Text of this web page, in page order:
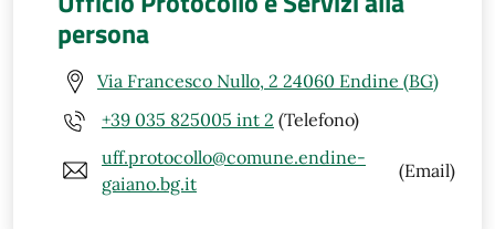
persona
Via Francesco Nullo, 2 24060 Endine (BG)
+39 035 825005 int 2 (Telefono)
uff.protocollo@comune.endine-
gaiano.bg.it
(Email)